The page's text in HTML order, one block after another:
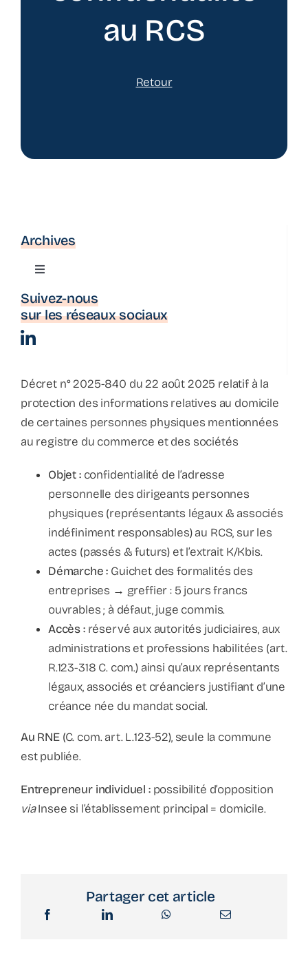
au RCS
Retour
Archives
Toggle
Actualité
Bulletin d’information
Podcast
Suivez-nous
sur les réseaux sociaux
Décret n° 2025-840 du 22 août 2025 relatif à la
protection des informations relatives au domicile
de certaines personnes physiques mentionnées
au registre du commerce et des sociétés
Objet :confidentialité de l’adresse
personnelle des dirigeants personnes
physiques (représentants légaux & associés
indéfiniment responsables) au RCS, sur les
actes (passés & futurs) et l’extrait K/Kbis.
Démarche : Guichet des formalités des
entreprises → greffier : 5 jours francs
ouvrables ; à défaut, juge commis.
Accès :réservé aux autorités judiciaires, aux
administrations et professions habilitées (art.
R.123-318 C. com.) ainsi qu’aux représentants
légaux, associés et créanciers justifiant d’une
créance née du mandat social.
Au RNE(C. com. art. L.123-52), seule la commune
est publiée.
Entrepreneur individuel :possibilité d’opposition
viaInsee si l’établissement principal = domicile.
Partager cet article